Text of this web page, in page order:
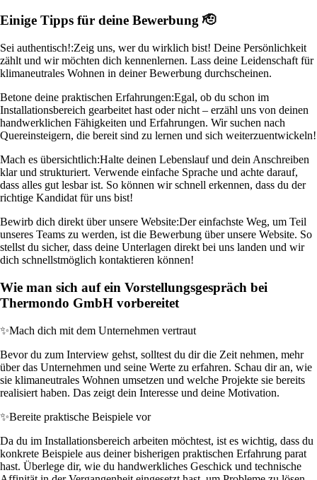
Einige Tipps für deine Bewerbung 🫡
Sei authentisch!:Zeig uns, wer du wirklich bist! Deine Persönlichkeit
zählt und wir möchten dich kennenlernen. Lass deine Leidenschaft für
klimaneutrales Wohnen in deiner Bewerbung durchscheinen.
Betone deine praktischen Erfahrungen:Egal, ob du schon im
Installationsbereich gearbeitet hast oder nicht – erzähl uns von deinen
handwerklichen Fähigkeiten und Erfahrungen. Wir suchen nach
Quereinsteigern, die bereit sind zu lernen und sich weiterzuentwickeln!
Mach es übersichtlich:Halte deinen Lebenslauf und dein Anschreiben
klar und strukturiert. Verwende einfache Sprache und achte darauf,
dass alles gut lesbar ist. So können wir schnell erkennen, dass du der
richtige Kandidat für uns bist!
Bewirb dich direkt über unsere Website:Der einfachste Weg, um Teil
unseres Teams zu werden, ist die Bewerbung über unsere Website. So
stellst du sicher, dass deine Unterlagen direkt bei uns landen und wir
dich schnellstmöglich kontaktieren können!
Wie man sich auf ein Vorstellungsgespräch bei
Thermondo GmbH vorbereitet
✨Mach dich mit dem Unternehmen vertraut
Bevor du zum Interview gehst, solltest du dir die Zeit nehmen, mehr
über das Unternehmen und seine Werte zu erfahren. Schau dir an, wie
sie klimaneutrales Wohnen umsetzen und welche Projekte sie bereits
realisiert haben. Das zeigt dein Interesse und deine Motivation.
✨Bereite praktische Beispiele vor
Da du im Installationsbereich arbeiten möchtest, ist es wichtig, dass du
konkrete Beispiele aus deiner bisherigen praktischen Erfahrung parat
hast. Überlege dir, wie du handwerkliches Geschick und technische